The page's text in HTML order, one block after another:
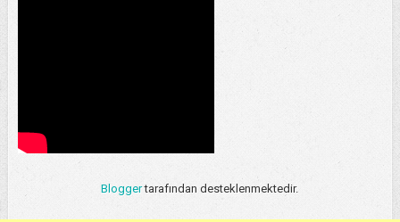
Bloggertarafından desteklenmektedir.